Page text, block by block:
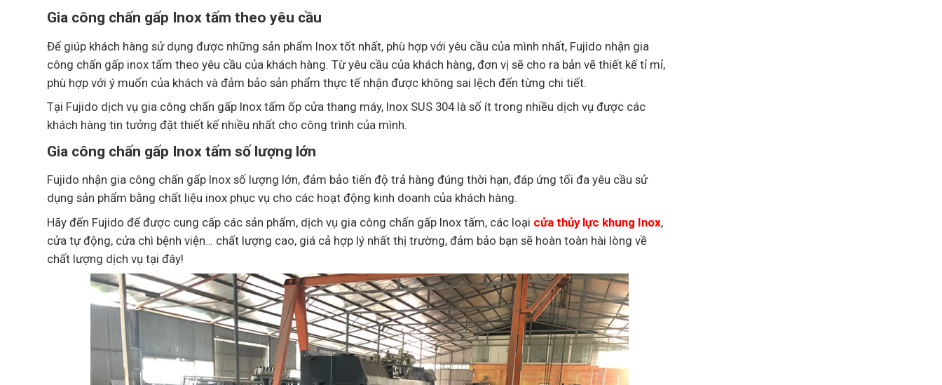
Gia công chấn gấp Inox tấm theo yêu cầu
Để giúp khách hàng sử dụng được những sản phẩm Inox tốt nhất, phù hợp với yêu cầu của mình nhất, Fujido nhận gia
công chấn gấp inox tấm theo yêu cầu của khách hàng. Từ yêu cầu của khách hàng, đơn vị sẽ cho ra bản vẽ thiết kế tỉ mỉ,
phù hợp với ý muốn của khách và đảm bảo sản phẩm thực tế nhận được không sai lệch đến từng chi tiết.
Tại Fujido dịch vụ gia công chấn gấp Inox tấm ốp cửa thang máy, Inox SUS 304 là số ít trong nhiều dịch vụ được các
khách hàng tin tưởng đặt thiết kế nhiều nhất cho công trình của mình.
Gia công chấn gấp Inox tấm số lượng lớn
Fujido nhận gia công chấn gấp Inox số lượng lớn, đảm bảo tiến độ trả hàng đúng thời hạn, đáp ứng tối đa yêu cầu sử
dụng sản phẩm bằng chất liệu inox phục vụ cho các hoạt động kinh doanh của khách hàng.
Hãy đến Fujido để được cung cấp các sản phẩm, dịch vụ gia công chấn gấp Inox tấm, các loại cửa thủy lực khung Inox,
cửa tự động, cửa chì bệnh viện… chất lượng cao, giá cả hợp lý nhất thị trường, đảm bảo bạn sẽ hoàn toàn hài lòng về
chất lượng dịch vụ tại đây!